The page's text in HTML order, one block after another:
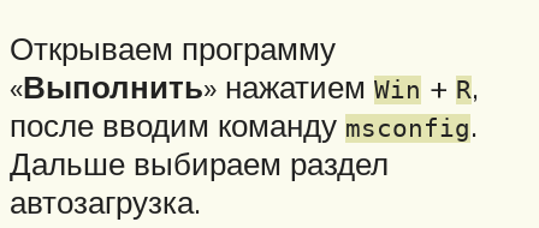
Открываем программу
«Выполнить» нажатием Win + R,
после вводим команду msconfig.
Дальше выбираем раздел
автозагрузка.